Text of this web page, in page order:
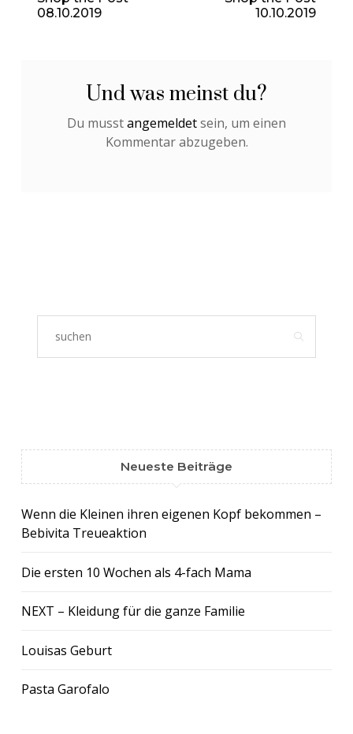
08.10.2019
10.10.2019
Und was meinst du?
Du musstangemeldetsein, um einen
Kommentar abzugeben.
Neueste Beiträge
Wenn die Kleinen ihren eigenen Kopf bekommen –
Bebivita Treueaktion
Die ersten 10 Wochen als 4-fach Mama
NEXT – Kleidung für die ganze Familie
Louisas Geburt
Pasta Garofalo